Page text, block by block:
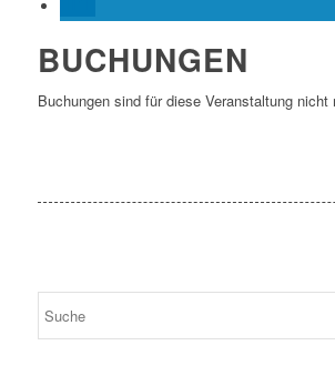
BUCHUNGEN
Buchungen sind für diese Veranstaltung nicht